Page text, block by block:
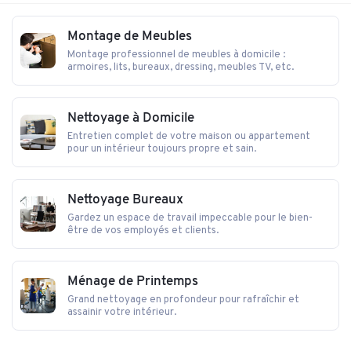
Montage de Meubles
Montage professionnel de meubles à domicile :
armoires, lits, bureaux, dressing, meubles TV, etc.
Nettoyage à Domicile
Entretien complet de votre maison ou appartement
pour un intérieur toujours propre et sain.
Nettoyage Bureaux
Gardez un espace de travail impeccable pour le bien-
être de vos employés et clients.
Ménage de Printemps
Grand nettoyage en profondeur pour rafraîchir et
assainir votre intérieur.